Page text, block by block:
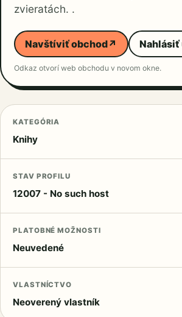
zvieratách. .
Navštíviť obchod↗ Nahlásiť
Odkaz otvorí web obchodu v novom okne.
KATEGÓRIA
Knihy
STAV PROFILU
12007 - No such host
PLATOBNÉ MOŽNOSTI
Neuvedené
VLASTNÍCTVO
Neoverený vlastník